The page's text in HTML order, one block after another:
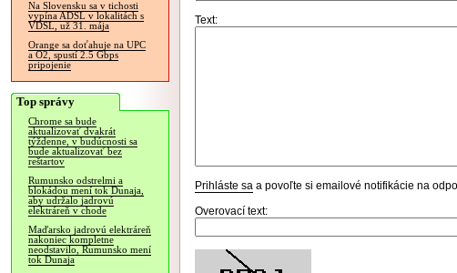
Na Slovensku sa v tichosti
vypína ADSL v lokalitách s
VDSL, už 31. mája
Orange sa doťahuje na UPC
a O2, spustí 2.5 Gbps
pripojenie
Top správy
Chrome sa bude
aktualizovať dvakrát
týždenne, v budúcnosti sa
bude aktualizovať bez
reštartov
Rumunsko odstrelmi a
blokádou mení tok Dunaja,
aby udržalo jadrovú
elektráreň v chode
Maďarsko jadrovú elektráreň
nakoniec kompletne
neodstavilo, Rumunsko mení
tok Dunaja
Text:
Prihláste sa a povoľte si emailové notifikácie na
Overovací text: